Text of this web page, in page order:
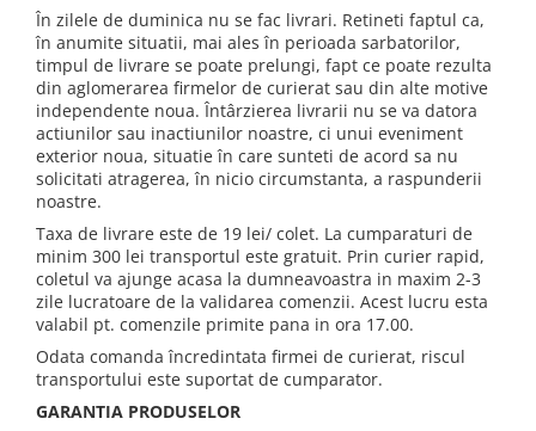
În zilele de duminica nu se fac livrari. Retineti faptul ca,
în anumite situatii, mai ales în perioada sarbatorilor,
timpul de livrare se poate prelungi, fapt ce poate rezulta
din aglomerarea firmelor de curierat sau din alte motive
independente noua. Întârzierea livrarii nu se va datora
actiunilor sau inactiunilor noastre, ci unui eveniment
exterior noua, situatie în care sunteti de acord sa nu
solicitati atragerea, în nicio circumstanta, a raspunderii
noastre.
Taxa de livrare este de 19 lei/ colet. La cumparaturi de
minim 300 lei transportul este gratuit. Prin curier rapid,
coletul va ajunge acasa la dumneavoastra in maxim 2-3
zile lucratoare de la validarea comenzii. Acest lucru esta
valabil pt. comenzile primite pana in ora 17.00.
Odata comanda încredintata firmei de curierat, riscul
transportului este suportat de cumparator.
GARANTIA PRODUSELOR